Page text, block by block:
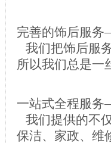
完善的饰后服
我们把饰后服
所以我们总是一
一站式全程服
我们提供的不
保洁、家政、维